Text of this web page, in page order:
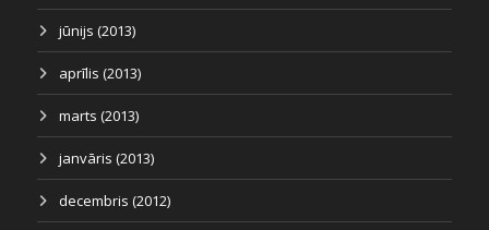
jūnijs (2013)
aprīlis (2013)
marts (2013)
janvāris (2013)
decembris (2012)